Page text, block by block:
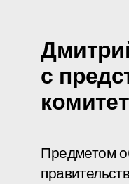
с
Предметом